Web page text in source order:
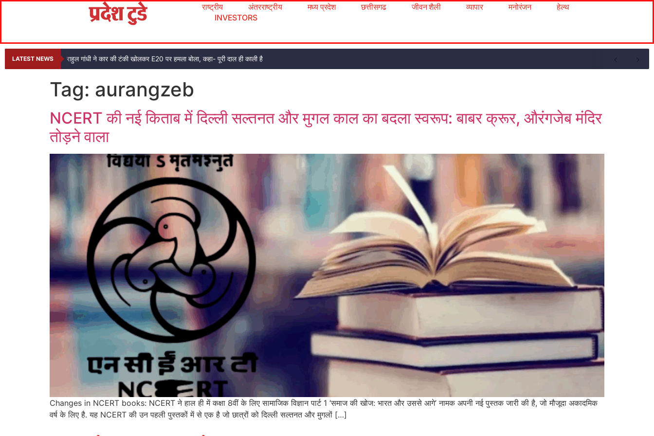
राष्ट्रीय अंतरराष्ट्रीय मध्य प्रदेश छत्तीसगढ जीवन शैली व्यापार मनोरंजन
हेल्थ
INVESTORS
LATEST NEWS राहुल गांधी ने कार की टंकी खोलकर E20 पर हमला बोला, कहा- पूरी दाल ही काली है
Tag: aurangzeb
NCERT की नई किताब में दिल्ली सल्तनत और मुगल काल का बदला स्वरूप: बाबर क्रूर, औरंगजेब मंदिर
तोड़ने वाला
Changes in NCERT books: NCERT ने हाल ही में कक्षा 8वीं के लिए सामाजिक विज्ञान पार्ट 1 ‘समाज की खोज: भारत और उससे आगे’ नामक अपनी नई पुस्तक जारी की है, जो मौजूदा अकादमिक
वर्ष के लिए है. यह NCERT की उन पहली पुस्तकों में से एक है जो छात्रों को दिल्ली सल्तनत और मुगलों […]